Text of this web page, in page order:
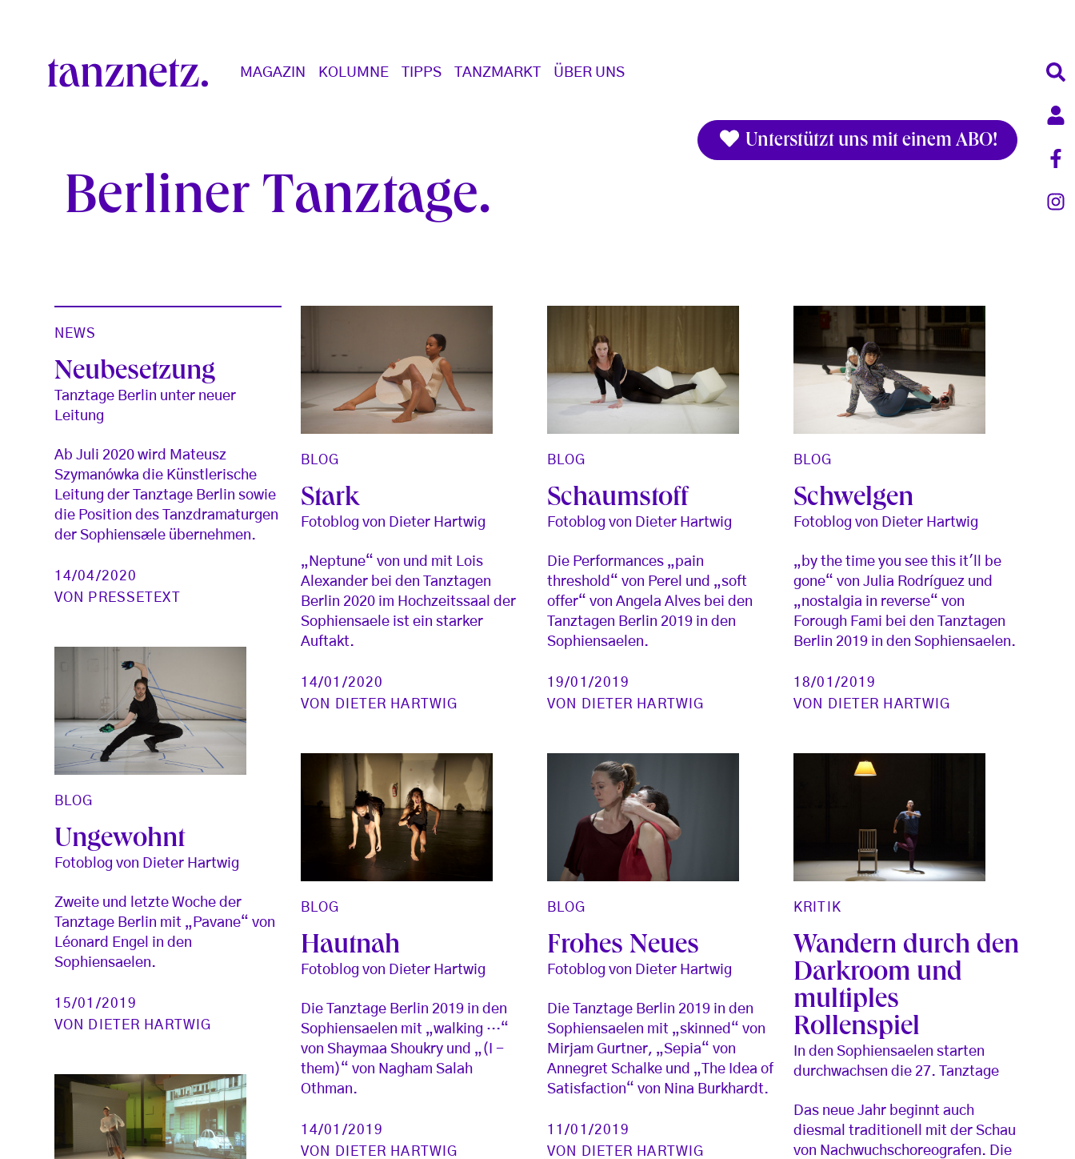
Main navigation
MAGAZIN KOLUMNE TIPPS TANZMARKT ÜBER UNS
Unterstützt uns mit einem ABO!
Berliner Tanztage
NEWS
Neubesetzung
Tanztage Berlin unter neuer
Leitung
Ab Juli 2020 wird Mateusz
Szymanówka die Künstlerische
Leitung der Tanztage Berlin sowie
die Position des Tanzdramaturgen
der Sophiensæle übernehmen.
14/04/2020
VON
PRESSETEXT
BLOG
Stark
Fotoblog von Dieter Hartwig
„Neptune“ von und mit Lois
Alexander bei den Tanztagen
Berlin 2020 im Hochzeitssaal der
Sophiensaele ist ein starker
Auftakt.
14/01/2020
VON
DIETER HARTWIG
BLOG
Schaumstoff
Fotoblog von Dieter Hartwig
Die Performances „pain
threshold“ von Perel und „soft
offer“ von Angela Alves bei den
Tanztagen Berlin 2019 in den
Sophiensaelen.
19/01/2019
VON
DIETER HARTWIG
BLOG
Schwelgen
Fotoblog von Dieter Hartwig
„by the time you see this it'll be
gone“ von Julia Rodríguez und
„nostalgia in reverse“ von
Forough Fami bei den Tanztagen
Berlin 2019 in den Sophiensaelen.
18/01/2019
VON
DIETER HARTWIG
BLOG
Ungewohnt
Fotoblog von Dieter Hartwig
Zweite und letzte Woche der
Tanztage Berlin mit „Pavane“ von
Léonard Engel in den
Sophiensaelen.
15/01/2019
VON
DIETER HARTWIG
BLOG
Hautnah
Fotoblog von Dieter Hartwig
Die Tanztage Berlin 2019 in den
Sophiensaelen mit „walking …“
von Shaymaa Shoukry und „(I -
them)“ von Nagham Salah
Othman.
14/01/2019
VON
DIETER HARTWIG
BLOG
Frohes Neues
Fotoblog von Dieter Hartwig
Die Tanztage Berlin 2019 in den
Sophiensaelen mit „skinned“ von
Mirjam Gurtner, „Sepia“ von
Annegret Schalke und „The Idea of
Satisfaction“ von Nina Burkhardt.
11/01/2019
VON
DIETER HARTWIG
KRITIK
Wandern durch den
Darkroom und
multiples
Rollenspiel
In den Sophiensaelen starten
durchwachsen die 27. Tanztage
Das neue Jahr beginnt auch
diesmal traditionell mit der Schau
von Nachwuchschoreografen. Die